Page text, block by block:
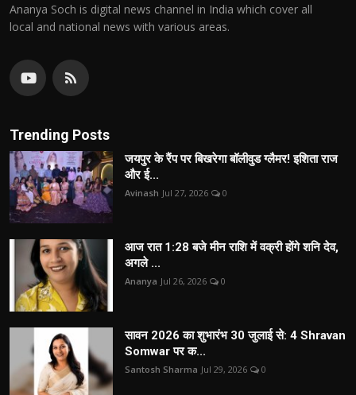
Ananya Soch is digital news channel in India which cover all
local and national news with various areas.
Trending Posts
जयपुर के रैंप पर बिखरेगा बॉलीवुड ग्लैमर! इशिता राज
और ई...
Avinash Jul 27, 2026 0
आज रात 1:28 बजे मीन राशि में वक्री होंगे शनि देव,
अगले ...
Ananya Jul 26, 2026 0
सावन 2026 का शुभारंभ 30 जुलाई से: 4 Shravan
Somwar पर क...
Santosh Sharma Jul 29, 2026 0